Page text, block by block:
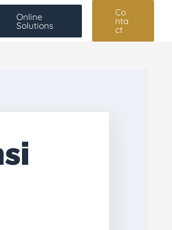
Online
Solutions
Co
nta
ct